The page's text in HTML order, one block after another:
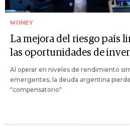
MONEY
La mejora del riesgo país
las oportunidades de
Al operar en niveles de rendimiento
emergentes, la deuda argentina
"compensatorio"